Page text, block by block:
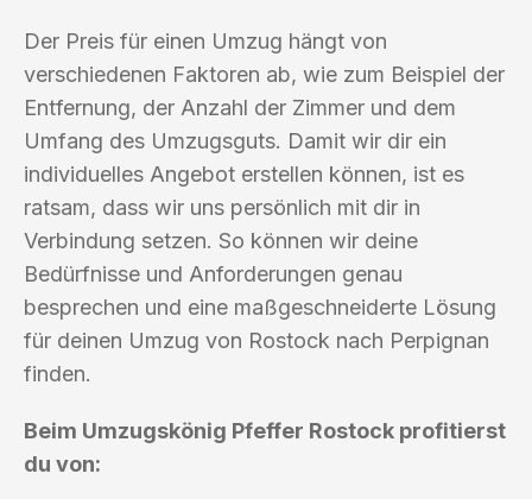
Der Preis für einen Umzug hängt von
verschiedenen Faktoren ab, wie zum Beispiel der
Entfernung, der Anzahl der Zimmer und dem
Umfang des Umzugsguts. Damit wir dir ein
individuelles Angebot erstellen können, ist es
ratsam, dass wir uns persönlich mit dir in
Verbindung setzen. So können wir deine
Bedürfnisse und Anforderungen genau
besprechen und eine maßgeschneiderte Lösung
für deinen Umzug von Rostock nach Perpignan
finden.
Beim Umzugskönig Pfeffer Rostock profitierst
du von: